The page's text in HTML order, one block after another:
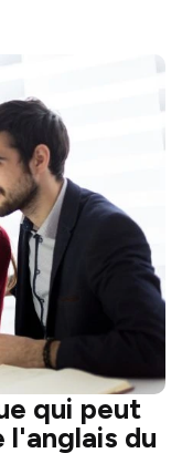
qui peut
l'anglais du